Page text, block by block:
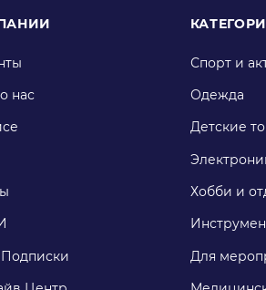
нас
Спорт и
Одежда
Детские
Хобби и
Для